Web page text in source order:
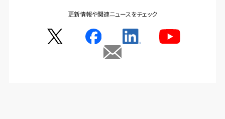
更新情報や関連ニュースをチェック